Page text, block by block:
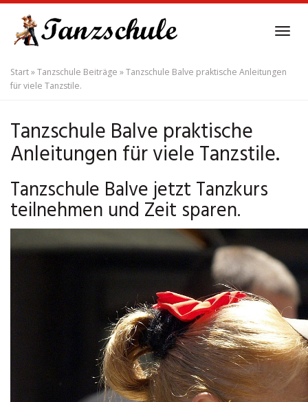
main
content
Start»Tanzschule Beiträge »Tanzschule Balve praktische Anleitungen
für viele Tanzstile.
Tanzschule Balve praktische
Anleitungen für viele Tanzstile.
Tanzschule Balve jetzt Tanzkurs
teilnehmen und Zeit sparen.